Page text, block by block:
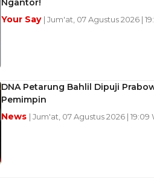
Ngantor!
Your Say | Jum'at, 07 Agustus 2026 |
DNA Petarung Bahlil Dipuji
Pemimpin
News | Jum'at, 07 Agustus 2026 | 19:09